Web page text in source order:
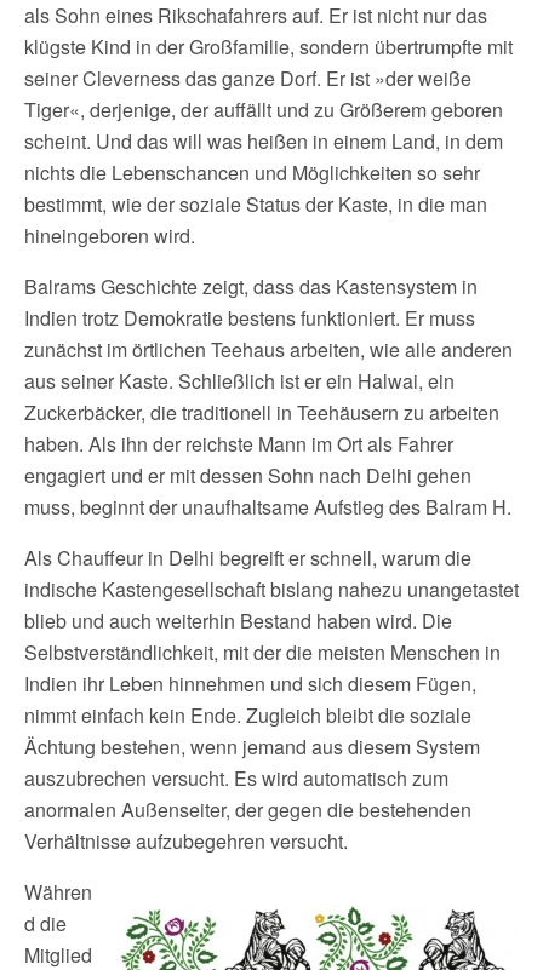
als Sohn eines Rikschafahrers auf. Er ist nicht nur das
klügste Kind in der Großfamilie, sondern übertrumpfte mit
seiner Cleverness das ganze Dorf. Er ist »der weiße
Tiger«, derjenige, der auffällt und zu Größerem geboren
scheint. Und das will was heißen in einem Land, in dem
nichts die Lebenschancen und Möglichkeiten so sehr
bestimmt, wie der soziale Status der Kaste, in die man
hineingeboren wird.
Balrams Geschichte zeigt, dass das Kastensystem in
Indien trotz Demokratie bestens funktioniert. Er muss
zunächst im örtlichen Teehaus arbeiten, wie alle anderen
aus seiner Kaste. Schließlich ist er ein Halwai, ein
Zuckerbäcker, die traditionell in Teehäusern zu arbeiten
haben. Als ihn der reichste Mann im Ort als Fahrer
engagiert und er mit dessen Sohn nach Delhi gehen
muss, beginnt der unaufhaltsame Aufstieg des Balram H.
Als Chauffeur in Delhi begreift er schnell, warum die
indische Kastengesellschaft bislang nahezu unangetastet
blieb und auch weiterhin Bestand haben wird. Die
Selbstverständlichkeit, mit der die meisten Menschen in
Indien ihr Leben hinnehmen und sich diesem Fügen,
nimmt einfach kein Ende. Zugleich bleibt die soziale
Ächtung bestehen, wenn jemand aus diesem System
auszubrechen versucht. Es wird automatisch zum
anormalen Außenseiter, der gegen die bestehenden
Verhältnisse aufzubegehren versucht.
Währen
d die
Mitglied